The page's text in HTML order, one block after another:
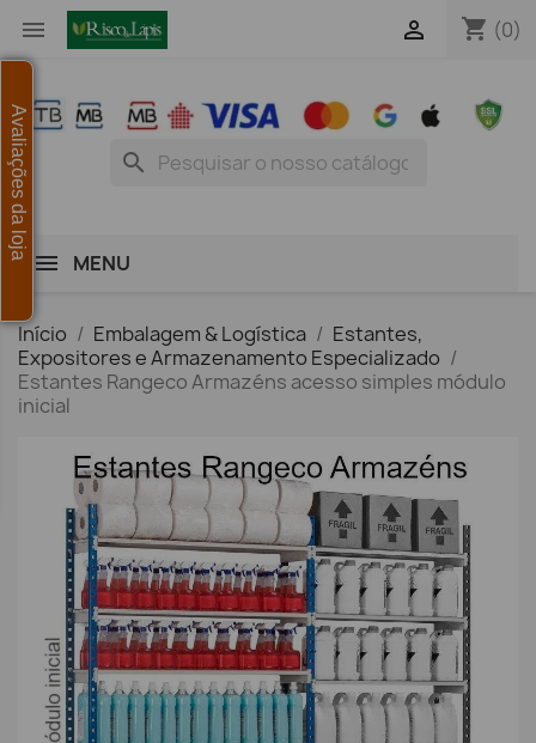
 shopping_cart (0)

search
MENU
Início Embalagem & Logística
Estantes,
Expositores e Armazenamento Especializado
Estantes Rangeco Armazéns acesso simples módulo
inicial
Avaliações da loja